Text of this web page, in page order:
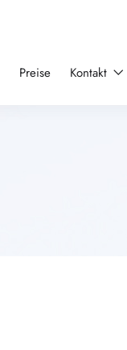
Preise Kontakt